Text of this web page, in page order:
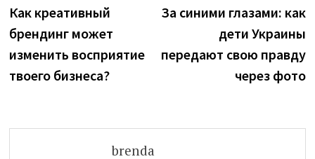
по
записям
запись:
Как креативный
брендинг может
изменить восприятие
твоего бизнеса?
За синими глазами: как
дети Украины
передают свою правду
через фото
brenda